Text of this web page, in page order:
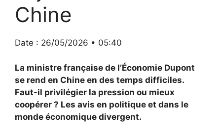
Chine
Date : 26/05/2026 • 05:40
La ministre française de l’Économie Dupont
se rend en Chine en des temps difficiles.
Faut-il privilégier la pression ou mieux
coopérer ? Les avis en politique et dans le
monde économique divergent.